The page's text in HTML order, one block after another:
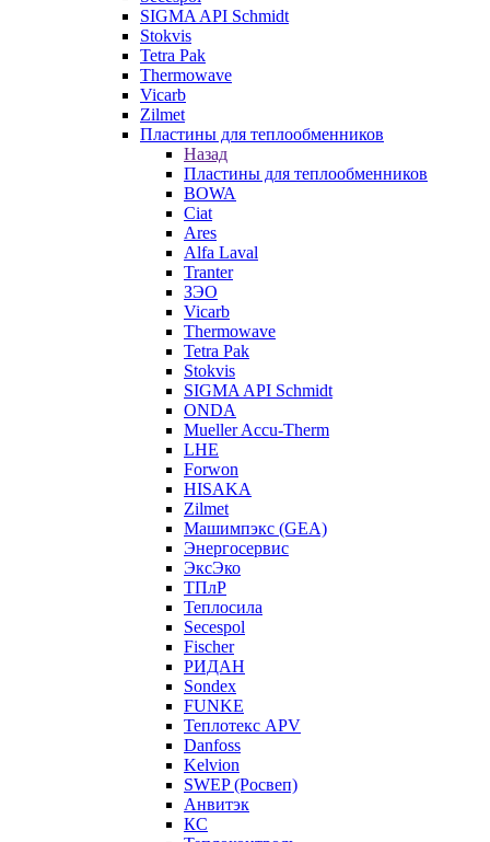
SIGMA API Schmidt
Stokvis
Tetra Pak
Thermowave
Vicarb
Zilmet
Пластины для теплообменников
Назад
Пластины для теплообменников
BOWA
Ciat
Ares
Alfa Laval
Tranter
ЗЭО
Vicarb
Thermowave
Tetra Pak
Stokvis
SIGMA API Schmidt
ONDA
Mueller Accu-Therm
LHE
Forwon
HISAKA
Zilmet
Машимпэкс (GEA)
Энергосервис
ЭксЭко
ТПлР
Теплосила
Secespol
Fischer
РИДАН
Sondex
FUNKE
Теплотекс APV
Danfoss
Kelvion
SWEP (Росвеп)
Анвитэк
КС